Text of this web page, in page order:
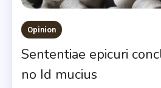
Opinion
Sententiae epicuri
no Id mucius